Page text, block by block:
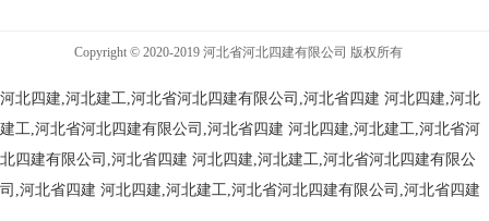
Copyright © 2020-2019 河北省河北四建有限公司 版权所有
河北四建,河北建工,河北省河北四建有限公司,河北省四建 河北四建,河北
建工,河北省河北四建有限公司,河北省四建 河北四建,河北建工,河北省河
北四建有限公司,河北省四建 河北四建,河北建工,河北省河北四建有限公
司,河北省四建 河北四建,河北建工,河北省河北四建有限公司,河北省四建